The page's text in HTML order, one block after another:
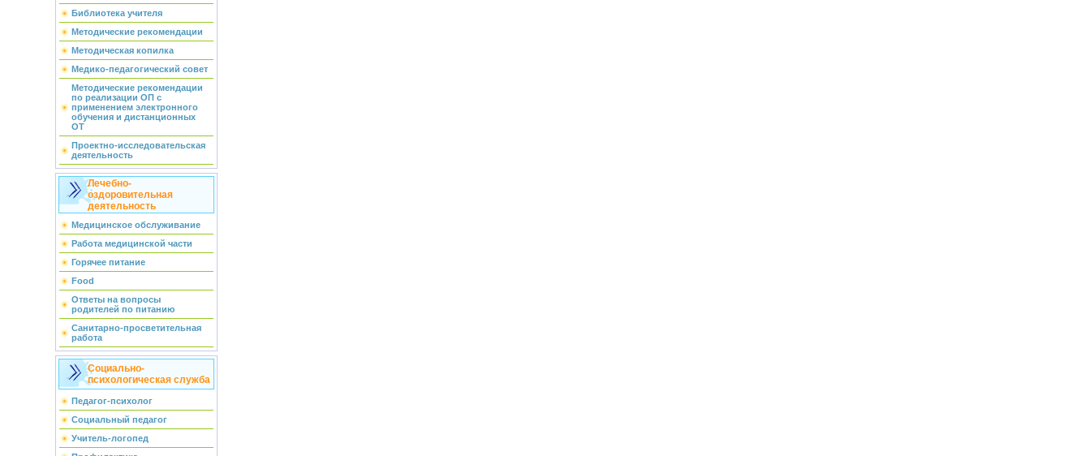
Библиотека учителя
Методические рекомендации
Методическая копилка
Медико-педагогический совет
Методические рекомендации
по реализации ОП с
применением электронного
обучения и дистанционных
ОТ
Проектно-исследовательская
деятельность
Лечебно-
оздоровительная
деятельность
Медицинское обслуживание
Работа медицинской части
Горячее питание
Food
Ответы на вопросы
родителей по питанию
Санитарно-просветительная
работа
Социально-
психологическая служба
Педагог-психолог
Социальный педагог
Учитель-логопед